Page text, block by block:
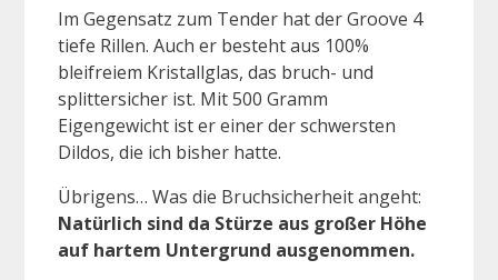
Im Gegensatz zum Tender hat der Groove 4
tiefe Rillen. Auch er besteht aus 100%
bleifreiem Kristallglas, das bruch- und
splittersicher ist. Mit 500 Gramm
Eigengewicht ist er einer der schwersten
Dildos, die ich bisher hatte.
Übrigens… Was die Bruchsicherheit angeht:
Natürlich sind da Stürze aus großer Höhe
auf hartem Untergrund ausgenommen.